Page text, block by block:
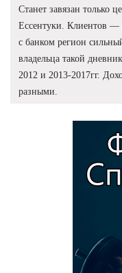
Станет завязан только
Ессентуки. Клиентов —
с банком регион
владельца такой
2012 и 2013-2017гг.
разными.